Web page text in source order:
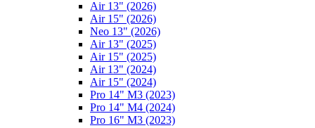
Air 13" (2026)
Air 15" (2026)
Neo 13" (2026)
Air 13" (2025)
Air 15" (2025)
Air 13" (2024)
Air 15" (2024)
Pro 14" M3 (2023)
Pro 14" M4 (2024)
Pro 16" M3 (2023)